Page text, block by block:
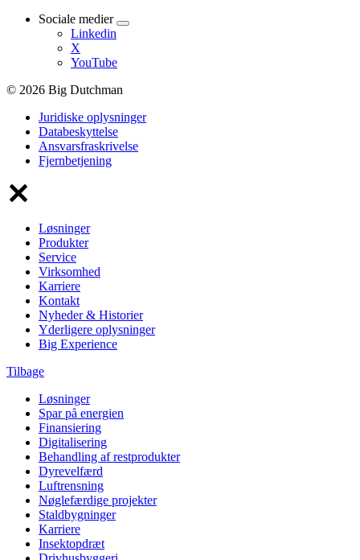
Sociale medier
Linkedin
X
YouTube
© 2026 Big Dutchman
Juridiske oplysninger
Databeskyttelse
Ansvarsfraskrivelse
Fjernbetjening
Løsninger
Produkter
Service
Virksomhed
Karriere
Kontakt
Nyheder & Historier
Yderligere oplysninger
Big Experience
Tilbage
Løsninger
Spar på energien
Finansiering
Digitalisering
Behandling af restprodukter
Dyrevelfærd
Luftrensning
Nøglefærdige projekter
Staldbygninger
Karriere
Insektopdræt